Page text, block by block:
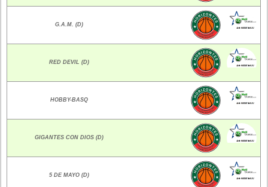
G.A.M. (D)
RED DEVIL (D)
HOBBY-BASQ
GIGANTES CON DIOS (D)
5 DE MAYO (D)